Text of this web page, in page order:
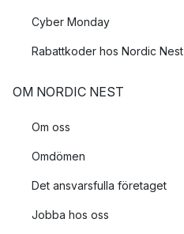
Cyber Monday
Rabattkoder hos Nordic Nest
OM NORDIC NEST
Om oss
Omdömen
Det ansvarsfulla företaget
Jobba hos oss